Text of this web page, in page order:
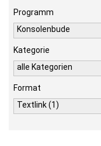
Programm
Konsolenbude
Kategorie
alle Kategorien
Format
Textlink (1)